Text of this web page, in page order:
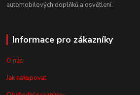
automobilových doplňků a osvětlení.
Informace pro zákazníky
O nás
Jak nakupovat